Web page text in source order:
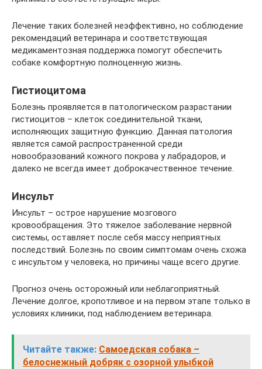
Лечение таких болезней неэффективно, но соблюдение
рекомендаций ветеринара и соответствующая
медикаментозная поддержка помогут обеспечить
собаке комфортную полноценную жизнь.
Гистиоцитома
Болезнь проявляется в патологическом разрастании
гистиоцитов – клеток соединительной ткани,
исполняющих защитную функцию. Данная патология
является самой распространенной среди
новообразований кожного покрова у лабрадоров, и
далеко не всегда имеет доброкачественное течение.
Инсульт
Инсульт – острое нарушение мозгового
кровообращения. Это тяжелое заболевание нервной
системы, оставляет после себя массу неприятных
последствий. Болезнь по своим симптомам очень схожа
с инсультом у человека, но причины чаще всего другие.
Прогноз очень осторожный или неблагоприятный.
Лечение долгое, кропотливое и на первом этапе только в
условиях клиники, под наблюдением ветеринара.
Читайте также: Самоедская собака –
белоснежный добряк с озорной улыбкой